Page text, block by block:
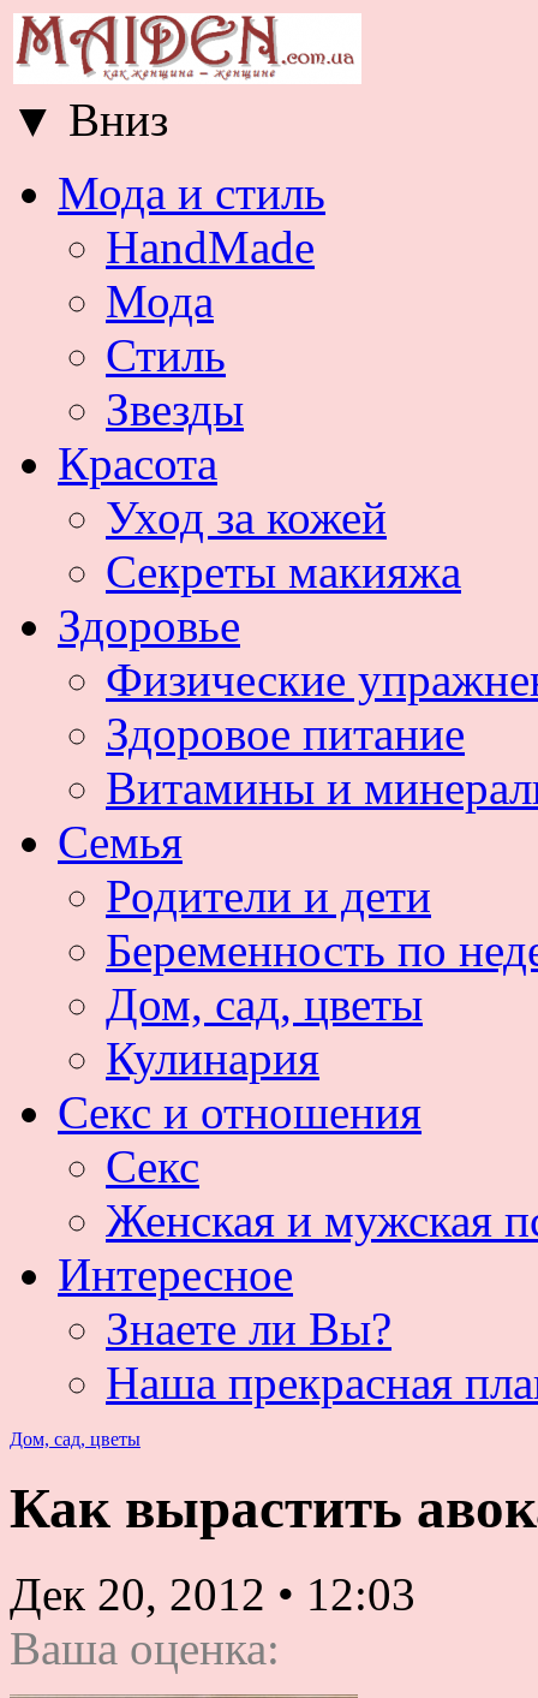
▼ Вниз
Мода и стиль
HandMade
Мода
Стиль
Звезды
Красота
Уход за кожей
Секреты макияжа
Здоровье
Физические
Здоровое питание
Витамины и
Семья
Родители и дети
Беременность по
Дом, сад, цветы
Кулинария
Секс и отношения
Секс
Женская и мужская
Интересное
Знаете ли Вы?
Наша прекрасная
Дом, сад, цветы
Как вырастить
Дек 20, 2012 • 12:03
Ваша оценка: